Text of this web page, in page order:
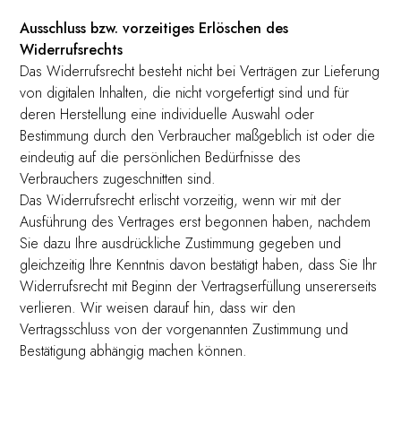
Ausschluss bzw. vorzeitiges Erlöschen des
Widerrufsrechts
Das Widerrufsrecht besteht nicht bei Verträgen zur Lieferung
von digitalen Inhalten, die nicht vorgefertigt sind und für
deren Herstellung eine individuelle Auswahl oder
Bestimmung durch den Verbraucher maßgeblich ist oder die
eindeutig auf die persönlichen Bedürfnisse des
Verbrauchers zugeschnitten sind.
Das Widerrufsrecht erlischt vorzeitig, wenn wir mit der
Ausführung des Vertrages erst begonnen haben, nachdem
Sie dazu Ihre ausdrückliche Zustimmung gegeben und
gleichzeitig Ihre Kenntnis davon bestätigt haben, dass Sie Ihr
Widerrufsrecht mit Beginn der Vertragserfüllung unsererseits
verlieren. Wir weisen darauf hin, dass wir den
Vertragsschluss von der vorgenannten Zustimmung und
Bestätigung abhängig machen können.